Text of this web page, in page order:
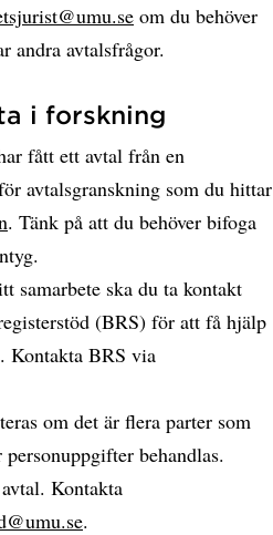
om du behöver
andra avtalsfrågor.
i forskning
fått ett avtal från en
avtalsgranskning som du hittar
. Tänk på att du behöver bifoga
samarbete ska du ta kontakt
(BRS) för att få hjälp
Kontakta BRS via
om det är flera parter som
behandlas.
Kontakta
.